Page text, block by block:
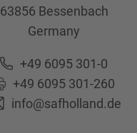
63856 Bessenbach
Germany
+49 6095 301-0
+49 6095 301-260
info@safholland.de